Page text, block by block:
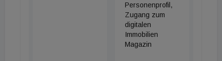
Personenprofil,
Zugang zum
digitalen
Immobilien
Magazin